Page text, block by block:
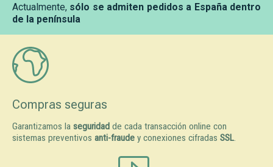
Actualmente, sólo se admiten pedidos a España dentro
de la península
Compras seguras
Garantizamos la seguridad de cada transacción online con
sistemas preventivos anti-fraude y conexiones cifradas SSL